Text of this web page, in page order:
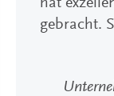
hat
gebracht.